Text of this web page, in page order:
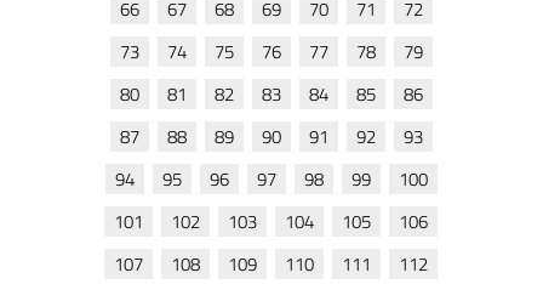
66
67 68 69 70 71
72
73
74 75 76 77 78
79
80
81 82 83 84 85
86
87
88 89 90 91 92
93
94
95 96 97 98 99
100
101
102 103 104 105
106
107
108 109 110 111
112